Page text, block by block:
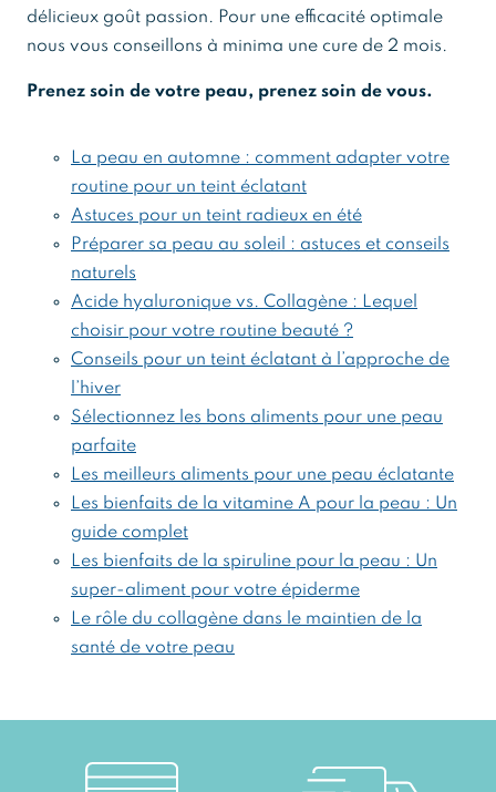
délicieux goût passion. Pour une efficacité optimale
nous vous conseillons à minima une cure de 2 mois.
Prenez soin de votre peau, prenez soin de vous.
La peau en automne : comment adapter votre
routine pour un teint éclatant
Astuces pour un teint radieux en été
Préparer sa peau au soleil : astuces et conseils
naturels
Acide hyaluronique vs. Collagène : Lequel
choisir pour votre routine beauté ?
Conseils pour un teint éclatant à l’approche de
l’hiver
Sélectionnez les bons aliments pour une peau
parfaite
Les meilleurs aliments pour une peau éclatante
Les bienfaits de la vitamine A pour la peau : Un
guide complet
Les bienfaits de la spiruline pour la peau : Un
super-aliment pour votre épiderme
Le rôle du collagène dans le maintien de la
santé de votre peau